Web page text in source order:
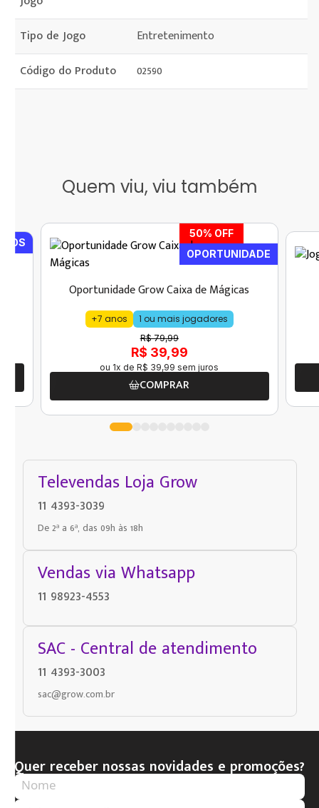
Tipo de Jogo
Entretenimento
Código do Produto
02590
Quem viu, viu também
50% OFF
OPORTUNIDADE
Oportunidade Grow Caixa de Mágicas
+7 anos 1 ou mais jogadores
R$ 79,99
R$ 39,99
ou 1x deR$ 39,99 sem juros
COMPRAR
Televendas Loja Grow
11 4393-3039
De 2ª a 6ª, das 09h às 18h
Vendas via Whatsapp
11 98923-4553
SAC - Central de atendimento
11 4393-3003
sac@grow.com.br
Quer receber nossas novidades e promoções?